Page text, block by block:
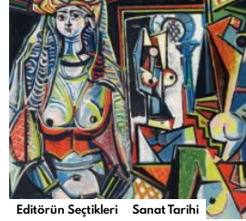
Editörün Seçtikleri Sanat Tarihi